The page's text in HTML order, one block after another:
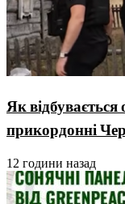
Як відбувається
прикордонні
12 години назад